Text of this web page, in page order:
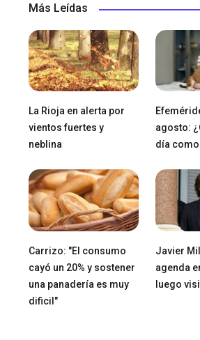
Más Leídas
La Rioja en alerta por
vientos fuertes y
neblina
agosto:
día como
Carrizo: "El consumo
cayó un 20% y sostener
una panadería es muy
dificil"
Javier
agenda
luego